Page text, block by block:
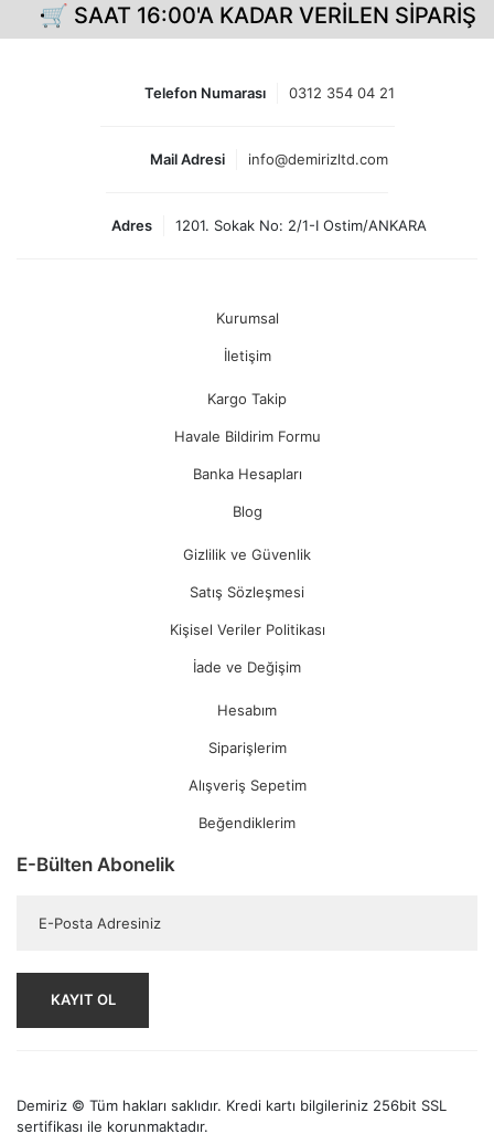
16:00'A KADAR VERİLEN
Telefon Numarası 0312 354 04 21
Mail Adresi info@demirizltd.com
Adres 1201. Sokak No: 2/1-I Ostim/ANKARA
Kurumsal
İletişim
Kargo Takip
Havale Bildirim Formu
Banka Hesapları
Blog
Gizlilik ve Güvenlik
Satış Sözleşmesi
Kişisel Veriler Politikası
İade ve Değişim
Hesabım
Siparişlerim
Alışveriş Sepetim
Beğendiklerim
E-Bülten Abonelik
KAYIT OL
Demiriz © Tüm hakları saklıdır. Kredi kartı bilgileriniz 256bit SSL
sertifikası ile korunmaktadır.